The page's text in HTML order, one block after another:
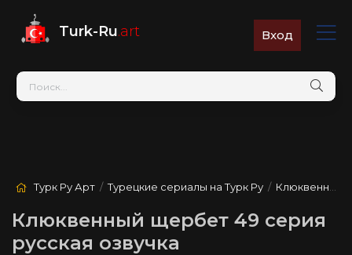
Turk-Ru.art Вход
Турк Ру Арт /Турецкие сериалы на Турк Ру / Клюквенный щербет
Клюквенный щербет 49 серия
русская озвучка